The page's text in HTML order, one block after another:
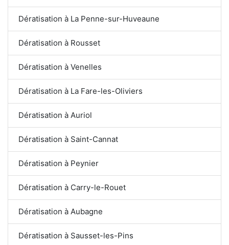
Dératisation à La Penne-sur-Huveaune
Dératisation à Rousset
Dératisation à Venelles
Dératisation à La Fare-les-Oliviers
Dératisation à Auriol
Dératisation à Saint-Cannat
Dératisation à Peynier
Dératisation à Carry-le-Rouet
Dératisation à Aubagne
Dératisation à Sausset-les-Pins